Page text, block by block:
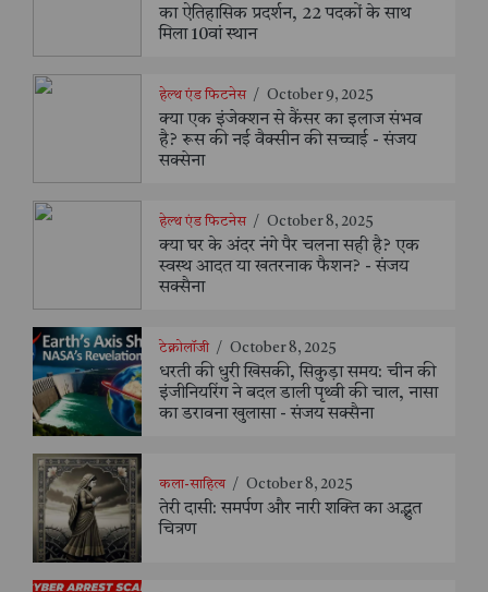
का ऐतिहासिक प्रदर्शन, 22 पदकों के साथ
मिला 10वां स्थान
हेल्थ एंड फिटनेस / October 9, 2025
क्या एक इंजेक्शन से कैंसर का इलाज संभव
है? रूस की नई वैक्सीन की सच्चाई - संजय
सक्सेना
हेल्थ एंड फिटनेस / October 8, 2025
क्या घर के अंदर नंगे पैर चलना सही है? एक
स्वस्थ आदत या खतरनाक फैशन? - संजय
सक्सैना
टेक्नोलॉजी / October 8, 2025
धरती की धुरी खिसकी, सिकुड़ा समय: चीन की
इंजीनियरिंग ने बदल डाली पृथ्वी की चाल, नासा
का डरावना खुलासा - संजय सक्सैना
कला-साहित्य / October 8, 2025
तेरी दासी: समर्पण और नारी शक्ति का अद्भुत
चित्रण